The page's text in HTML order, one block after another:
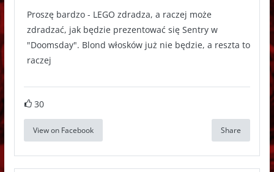
Proszę bardzo - LEGO zdradza, a raczej może
zdradzać, jak będzie prezentować się Sentry w
"Doomsday". Blond włosków już nie będzie, a reszta to
raczej
30
View on Facebook Share